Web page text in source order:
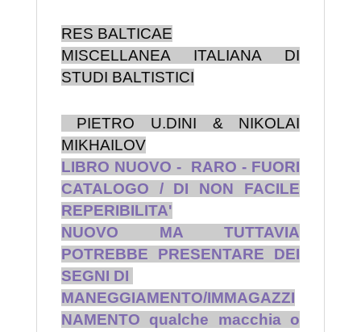
RES BALTICAE
MISCELLANEA ITALIANA DI
STUDI BALTISTICI
PIETRO U.DINI & NIKOLAI
MIKHAILOV
LIBRO NUOVO - RARO - FUORI
CATALOGO / DI NON FACILE
REPERIBILITA'
NUOVO MA TUTTAVIA
POTREBBE PRESENTARE DEI
SEGNI DI
MANEGGIAMENTO/IMMAGAZZI
NAMENTO qualche macchia o